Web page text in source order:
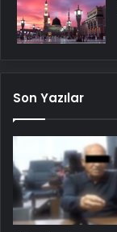
Son Yazılar